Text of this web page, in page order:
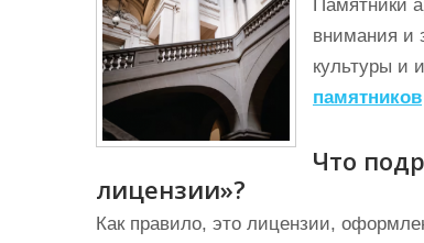
Памятники
внимания и
культуры и
памятников
Что
лицензии»?
Как правило, это лицензии,